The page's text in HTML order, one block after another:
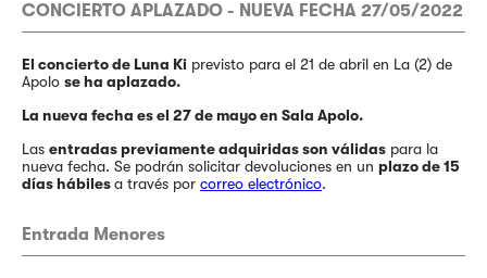
CONCIERTO APLAZADO - NUEVA FECHA 27/05/2022
El concierto de Luna Ki previsto para el 21 de abril en La (2) de
Apolo se ha aplazado.
La nueva fecha es el 27 de mayo en Sala Apolo.
Las entradas previamente adquiridas son válidas para la
nueva fecha. Se podrán solicitar devoluciones en un plazo de 15
días hábilesa través por correo electrónico.
Entrada Menores